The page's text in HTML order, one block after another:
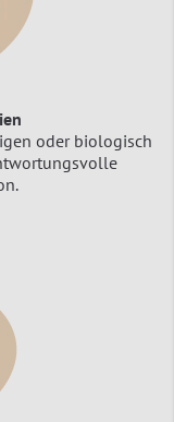
oder biologisch